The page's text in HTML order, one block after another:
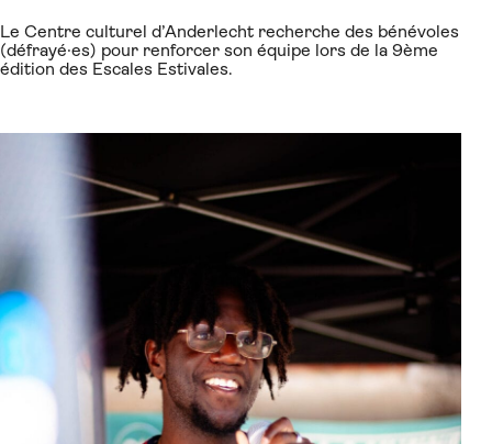
Le Centre culturel d’Anderlecht recherche des bénévoles
(défrayé·es) pour renforcer son équipe lors de la 9ème
édition des Escales Estivales.